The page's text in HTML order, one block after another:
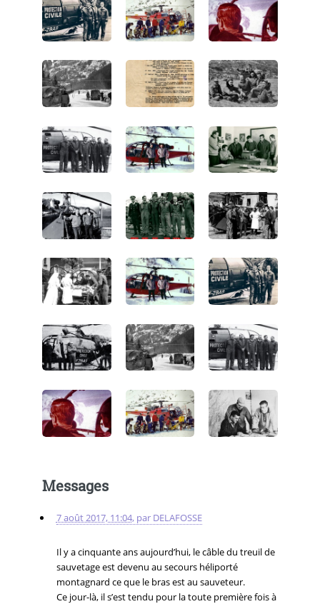
Messages
7 août 2017, 11:04, par DELAFOSSE
Il y a cinquante ans aujourd’hui, le câble du treuil de
sauvetage est devenu au secours héliporté
montagnard ce que le bras est au sauveteur.
Ce jour-là, il s’est tendu pour la toute première fois à